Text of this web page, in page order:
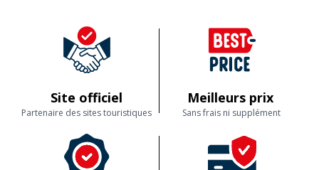
Site officiel
Partenaire des sites touristiques
Meilleurs prix
Sans frais ni supplément